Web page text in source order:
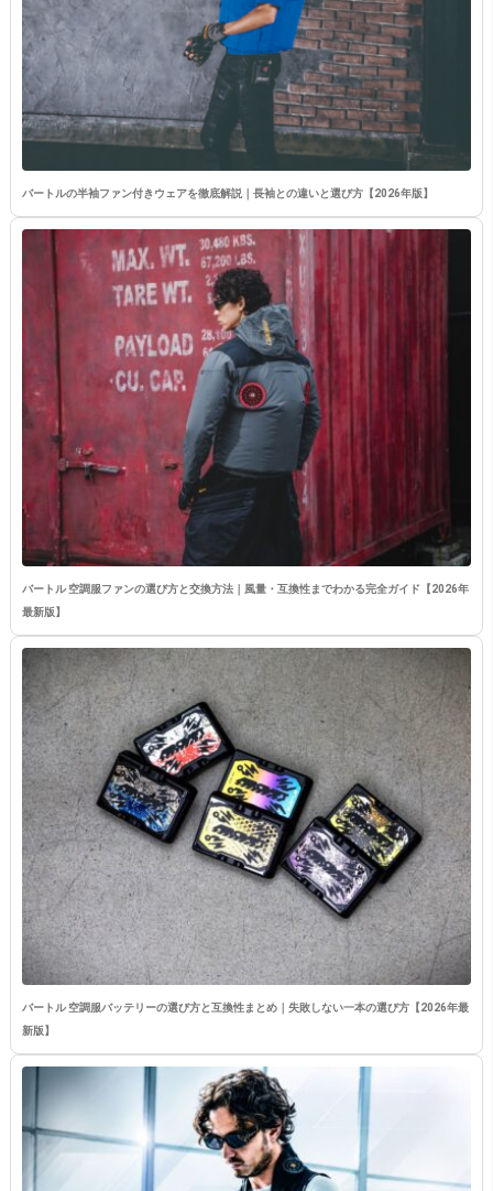
バートルの半袖ファン付きウェアを徹底解説｜長袖との違いと選び方【2026年版】
バートル 空調服ファンの選び方と交換方法｜風量・互換性までわかる完全ガイド【2026年
最新版】
バートル 空調服バッテリーの選び方と互換性まとめ｜失敗しない一本の選び方【2026年最
新版】